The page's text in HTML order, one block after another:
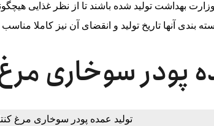
وزارت بهداشت تولید شده باشند تا از نظر غذایی
بندی آنها تاریخ تولید و انقضای آن نیز کاملا
پودر سوخاری